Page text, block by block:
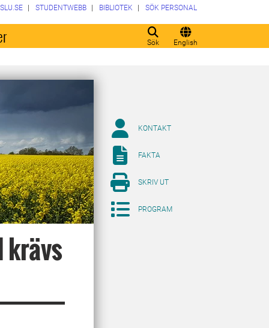
Sök English
SLU.SE STUDENTWEBB BIBLIOTEK SÖK PERSONAL
krävs
KONTAKT
FAKTA
SKRIV UT
PROGRAM